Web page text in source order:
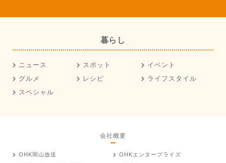
暮らし
ニュース スポット
イベント
グルメ
レシピ
ライフスタイル
スペシャル
会社概要
OHK岡山放送
OHKエンタープライズ